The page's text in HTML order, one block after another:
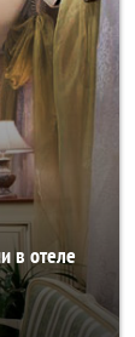
в отеле